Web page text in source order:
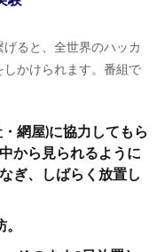
ると、全世界のハッカ
かけられます。番組で
網屋)に協力してもら
から見られるように
ぎ、しばらく放置し